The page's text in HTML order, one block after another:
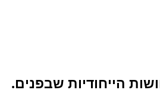
הייחודיות שבפנים.